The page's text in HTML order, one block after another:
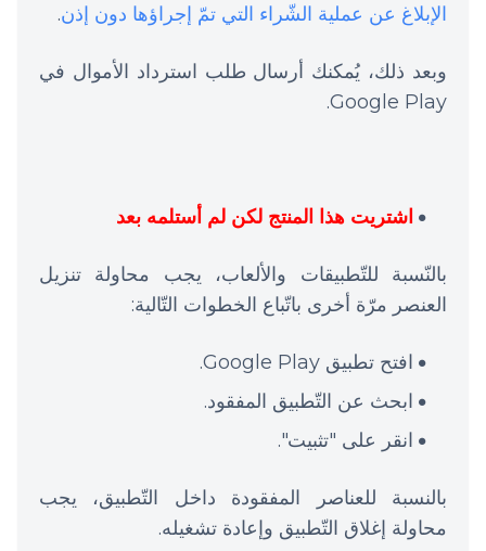
الإبلاغ عن عملية الشّراء التي تمّ إجراؤها دون إذن.
وبعد ذلك، يُمكنك أرسال طلب استرداد الأموال في
Google Play.
اشتريت هذا المنتج لكن لم أستلمه بعد
بالنّسبة للتّطبيقات والألعاب، يجب محاولة تنزيل
العنصر مرّة أخرى باتّباع الخطوات التّالية:
افتح تطبيق Google Play.
ابحث عن التّطبيق المفقود.
انقر على "تثبيت".
بالنسبة للعناصر المفقودة داخل التّطبيق، يجب
محاولة إغلاق التّطبيق وإعادة تشغيله.